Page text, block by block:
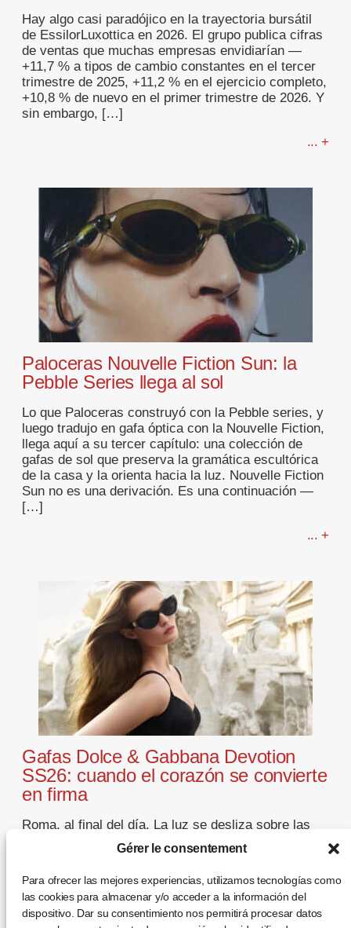
Gérer le consentement
Para ofrecer las mejores experiencias, utilizamos tecnologías como
las cookies para almacenar y/o acceder a la información del
dispositivo. Dar su consentimiento nos permitirá procesar datos
Hay algo casi paradójico en la trayectoria bursátil
de EssilorLuxottica en 2026. El grupo publica cifras
de ventas que muchas empresas envidiarían —
+11,7 % a tipos de cambio constantes en el tercer
trimestre de 2025, +11,2 % en el ejercicio completo,
+10,8 % de nuevo en el primer trimestre de 2026. Y
sin embargo, […]
... +
Paloceras Nouvelle Fiction Sun: la
Pebble Series llega al sol
Lo que Paloceras construyó con la Pebble series, y
luego tradujo en gafa óptica con la Nouvelle Fiction,
llega aquí a su tercer capítulo: una colección de
gafas de sol que preserva la gramática escultórica
de la casa y la orienta hacia la luz. Nouvelle Fiction
Sun no es una derivación. Es una continuación —
[…]
... +
Gafas Dolce & Gabbana Devotion
SS26: cuando el corazón se convierte
en firma
Roma, al final del día. La luz se desliza sobre las
fachadas, se posa en el acetato y se detiene en un
detalle dorado: un corazón. Con las gafas Dolce &
una colección donde la mirada se convierte en
lenguaje y la emoción adopta la forma de un […]